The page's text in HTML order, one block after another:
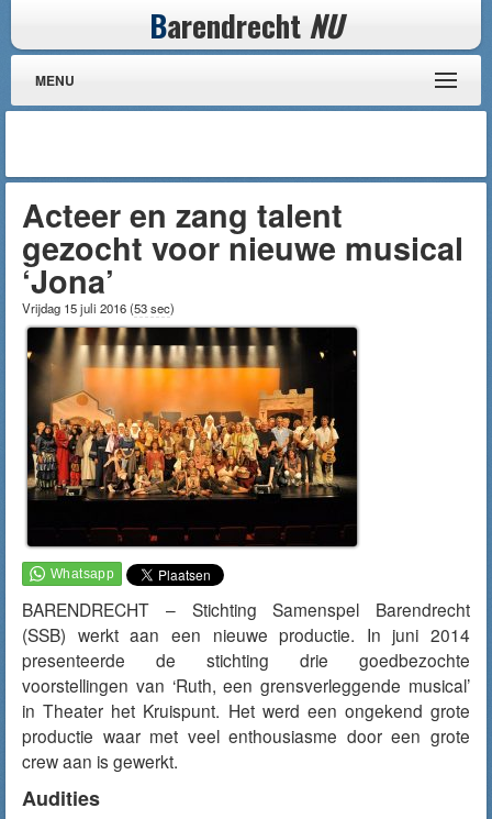
Barendrecht NU
MENU
Acteer en zang talent
gezocht voor nieuwe musical
‘Jona’
Vrijdag 15 juli 2016(53 sec)
BARENDRECHT – Stichting Samenspel Barendrecht
(SSB) werkt aan een nieuwe productie. In juni 2014
presenteerde de stichting drie goedbezochte
voorstellingen van ‘Ruth, een grensverleggende musical’
in Theater het Kruispunt. Het werd een ongekend grote
productie waar met veel enthousiasme door een grote
crew aan is gewerkt.
Audities